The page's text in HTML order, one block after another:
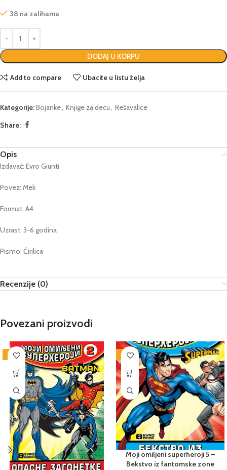
38 na zalihama
DODAJ U KORPU
Add to compare Ubacite u listu želja
Kategorije:Bojanke, Knjige za decu, Rešavalice
Share:
Opis
Izdavač: Evro Giunti
Povez: Mek
Format: A4
Uzrast: 3-6 godina
Pismo: Ćirilica
Recenzije (0)
Povezani proizvodi
-25% -25%
Moji omiljeni superheroji 5 –
Bekstvo iz fantomske zone